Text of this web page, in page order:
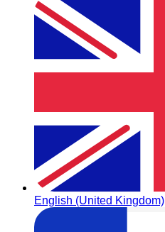
English (United Kingdom)